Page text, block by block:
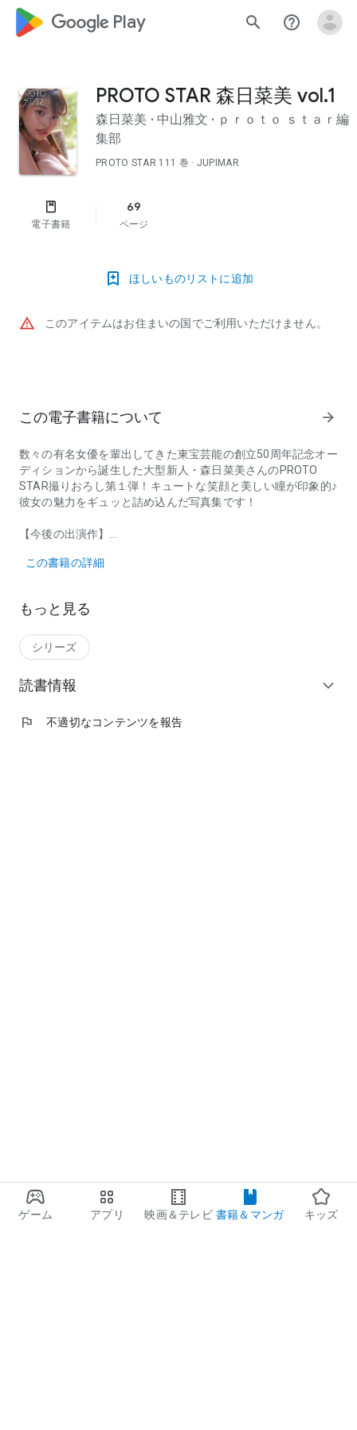
ゲーム アプリ 映画＆テレビ 書籍＆マンガ キッズ
google_logo Play search help_outline
PROTO STAR 森日菜美 vol.1
森日菜美 · 中山雅文 · ｐｒｏｔｏ ｓｔａｒ編
集部
PROTO STAR 111 巻 · JUPIMAR
電子書籍
69
ページ
ほしいものリストに追加
warning_amber このアイテムはお住まいの国でご利用いただけません。
この電子書籍について arrow_forward
数々の有名女優を輩出してきた東宝芸能の創立50周年記念オー
ディションから誕生した大型新人・森日菜美さんのPROTO
STAR撮りおろし第１弾！キュートな笑顔と美しい瞳が印象的♪
彼女の魅力をギュッと詰め込んだ写真集です！
【今後の出演作】
ート)
『PROTO STAR』 これからの活躍が大いに期待できる美少
この書籍の詳細
もっと見る
シリーズ
読書情報 expand_more
flag 不適切なコンテンツを報告